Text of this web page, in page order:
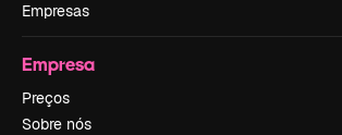
Empresas
Empresa
Preços
Sobre nós